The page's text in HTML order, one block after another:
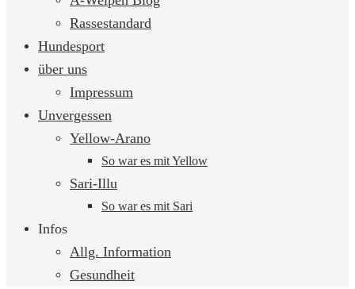
Rassestandard
Hundesport
über uns
Impressum
Unvergessen
Yellow-Arano
So war es mit Yellow
Sari-Illu
So war es mit Sari
Infos
Allg. Information
Gesundheit